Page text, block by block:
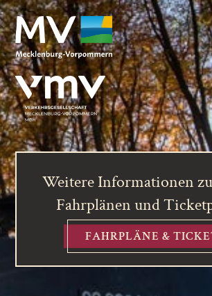
Weitere Informationen
Fahrplänen und
FAHRPLÄNE &